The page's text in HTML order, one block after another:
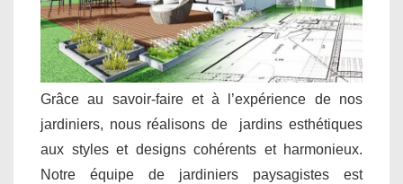
Grâce au savoir-faire et à l’expérience de nos
jardiniers, nous réalisons de jardins esthétiques
aux styles et designs cohérents et harmonieux.
Notre équipe de jardiniers paysagistes est